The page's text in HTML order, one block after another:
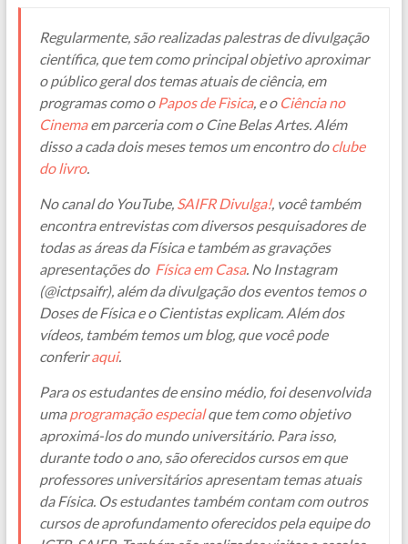
Regularmente, são realizadas palestras de divulgação
científica, que tem como principal objetivo aproximar
o público geral dos temas atuais de ciência, em
programas como oPapos de Fìsica, e o Ciência no
Cinemaem parceria com o Cine Belas Artes. Além
disso a cada dois meses temos um encontro doclube
do livro.
No canal do YouTube,SAIFR Divulga!, você também
encontra entrevistas com diversos pesquisadores de
todas as áreas da Física e também as gravações
apresentações do Física em Casa. No Instagram
(@ictpsaifr), além da divulgação dos eventos temos o
Doses de Física e o Cientistas explicam. Além dos
vídeos, também temos um blog, que você pode
conferiraqui.
Para os estudantes de ensino médio, foi desenvolvida
umaprogramação especialque tem como objetivo
aproximá-los do mundo universitário. Para isso,
durante todo o ano, são oferecidos cursos em que
professores universitários apresentam temas atuais
da Física. Os estudantes também contam com outros
cursos de aprofundamento oferecidos pela equipe do